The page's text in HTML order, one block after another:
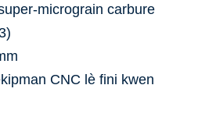
micrograin carbure
CNC lè fini kwen